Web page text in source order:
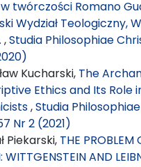
twórczości Romano
Wydział Teologiczny,
,Studia Philosophiae
Kucharski, The
Ethics and Its Role
,Studia
Nr 2 (2021)
Piekarski, THE PROBLEM
WITTGENSTEIN AND